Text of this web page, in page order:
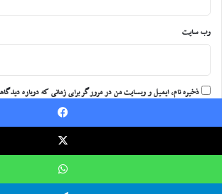
وب‌ سایت
ذخیره نام، ایمیل و وبسایت من در مرورگر برای زمانی که دوباره